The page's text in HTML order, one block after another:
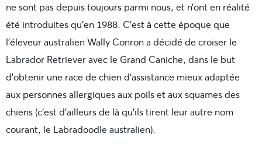
ne sont pas depuis toujours parmi nous, et n’ont en réalité
été introduites qu’en 1988. C’est à cette époque que
l’éleveur australien Wally Conrona décidéde croiser le
Labrador Retriever avec le Grand Caniche, dans le but
d’obtenir une race de chien d’assistance mieux adaptée
aux personnes allergiques aux poils et aux squames des
chiens (c’est d’ailleurs de là qu’ils tirent leur autre nom
courant, le Labradoodle australien).